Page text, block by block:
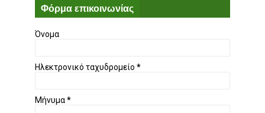
Φόρμα επικοινωνίας
Όνομα
Ηλεκτρονικό ταχυδρομείο *
Μήνυμα*